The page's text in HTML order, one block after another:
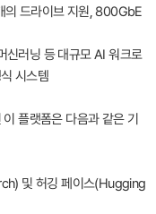
의 드라이브 지원, 800GbE
신러닝 등 대규모 AI 워크로
시스템
플랫폼은 다음과 같은 기
및 허깅 페이스(Hugging